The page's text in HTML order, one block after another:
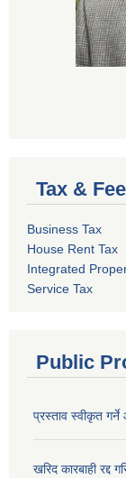
Tax &
Business Tax
House Rent Tax
Integrated
Service Tax
Public
प्रस्ताव स्वीकृत
खरिद कारबाही रद्द